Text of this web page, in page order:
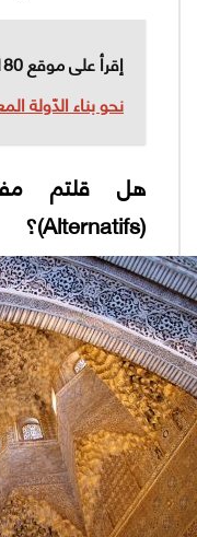
إقرأ على موقع 180
نحو بناء الدّولة
هل قلتم
(
Alternatifs)؟